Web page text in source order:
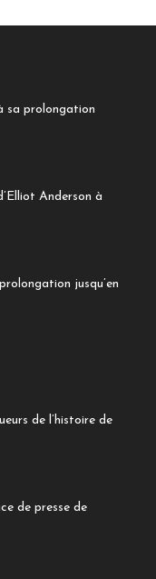
sa prolongation
Anderson à
jusqu’en
de l’histoire de
de presse de